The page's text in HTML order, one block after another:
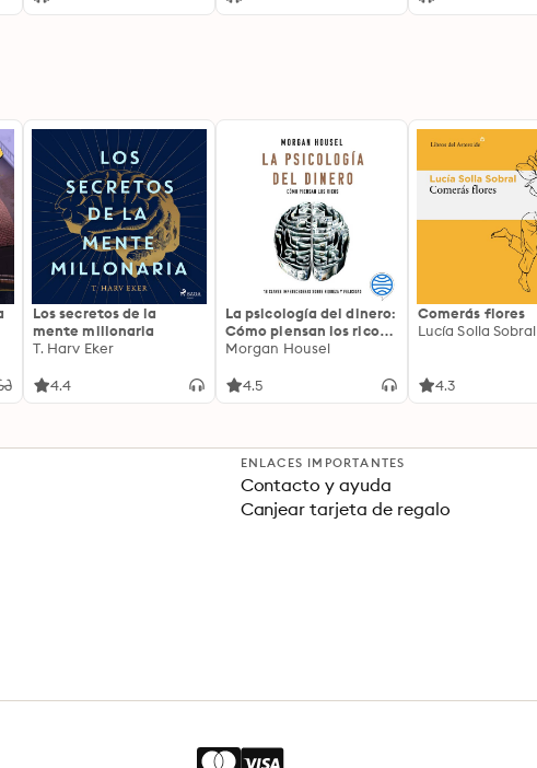
Los secretos de la
mente millonaria
T. Harv Eker
4.4
La psicología del dinero:
Cómo piensan los ricos:
18 claves imperecederas
Morgan Housel
4.5
Comerás flores
Lucía Solla Sobral
4.3
ENLACES IMPORTANTES
Contacto y ayuda
Canjear tarjeta de regalo